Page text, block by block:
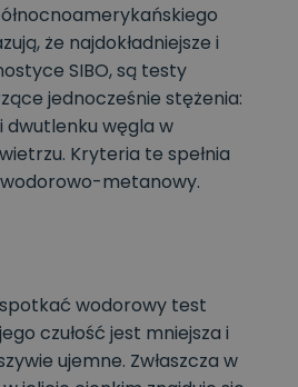
że najdokładniejsze i
SIBO, są testy
jednocześnie stężenia:
dwutlenku węgla w
Kryteria te spełnia
metanowy.
wodorowy test
czułość jest mniejsza i
ujemne. Zwłaszcza w